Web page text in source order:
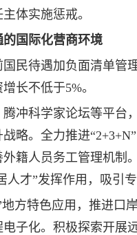
体实施惩戒。
的国际化营商环境
民待遇加负面清单管
长不低于5%。
冲科学家论坛等平台
略。全力推进
籍人员务工管理机制
人才”发挥作用，吸引
方特色应用，推进口
子化。积极探索开展